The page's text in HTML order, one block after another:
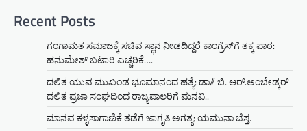
Recent Posts
ಗಂಗಾಮತ ಸಮಾಜಕ್ಕೆ ಸಚಿವ ಸ್ಥಾನ ನೀಡದಿದ್ದರೆ ಕಾಂಗ್ರೆಸ್‌ಗೆ ತಕ್ಕ ಪಾಠ:
ಹನುಮೇಶ್ ಬಟಾರಿ ಎಚ್ಚರಿಕೆ….
ದಲಿತ ಯುವ ಮುಖಂಡ ಭೂಮಾನಂದ ಹತ್ಯೆ: ಡಾ// ಬಿ. ಆರ್.ಅಂಬೇಡ್ಕರ್
ದಲಿತ ಪ್ರಜಾ ಸಂಘದಿಂದ ರಾಜ್ಯಪಾಲರಿಗೆ ಮನವಿ..
ಮಾನವ ಕಳ್ಳಸಾಗಾಣಿಕೆ ತಡೆಗೆ ಜಾಗೃತಿ ಅಗತ್ಯ: ಯಮುನಾ ಬೆಸ್ತ.